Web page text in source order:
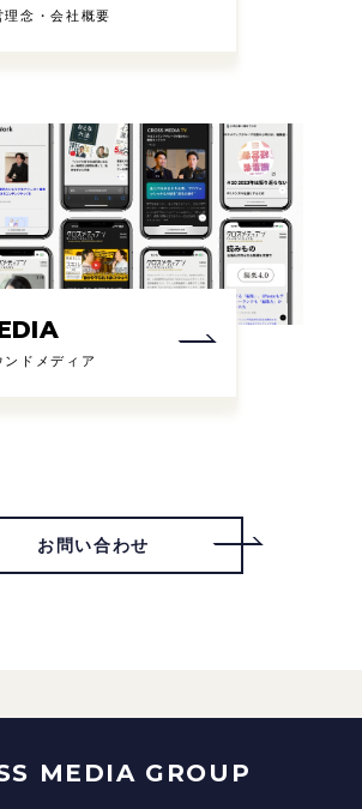
理念・会社概要
ンドメディア
お問い合わせ
MEDIA GROUP